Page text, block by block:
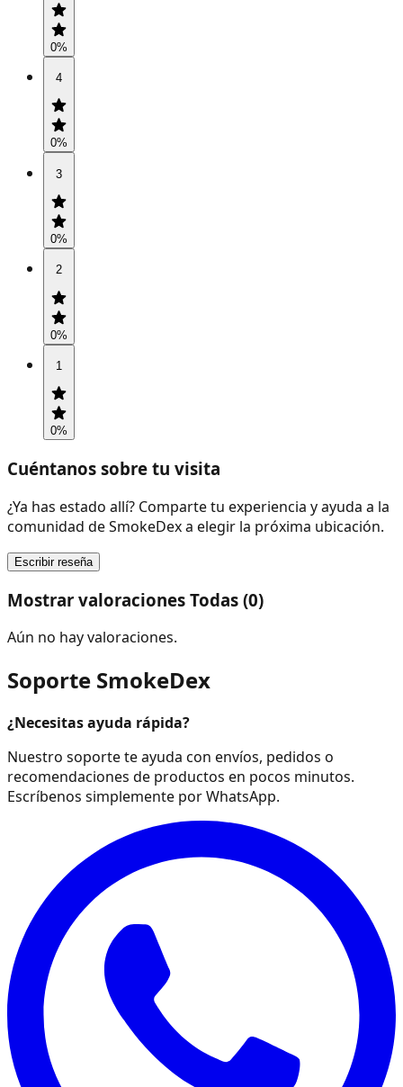
0%
4
0%
3
0%
2
0%
1
0%
Cuéntanos sobre tu visita
¿Ya has estado allí? Comparte tu experiencia y ayuda a la
comunidad de SmokeDex a elegir la próxima ubicación.
Escribir reseña
Mostrar valoraciones Todas (0)
Aún no hay valoraciones.
Soporte SmokeDex
¿Necesitas ayuda rápida?
Nuestro soporte te ayuda con envíos, pedidos o
recomendaciones de productos en pocos minutos.
Escríbenos simplemente por WhatsApp.